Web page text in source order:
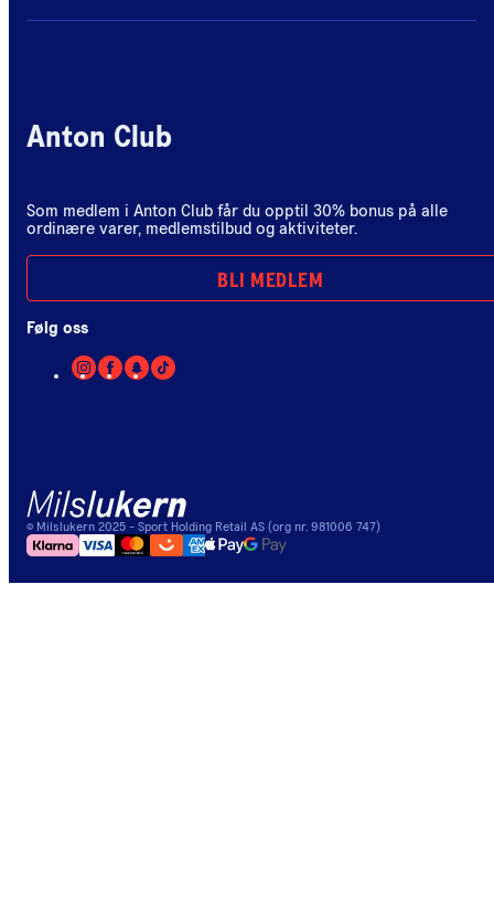
Anton Club
Som medlem i Anton Club får du opptil 30% bonus på alle
ordinære varer, medlemstilbud og aktiviteter.
BLI MEDLEM
Følg oss
© Milslukern 2025 - Sport Holding Retail AS (org nr. 981006 747)